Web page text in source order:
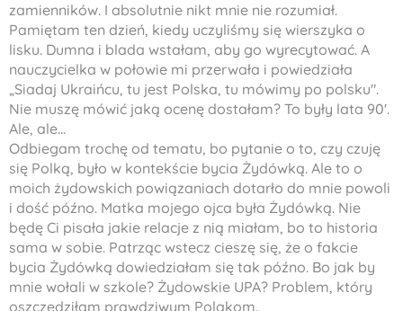
zamienników. I absolutnie nikt mnie nie rozumiał.
Pamiętam ten dzień, kiedy uczyliśmy się wierszyka o
lisku. Dumna i blada wstałam, aby go wyrecytować. A
nauczycielka w połowie mi przerwała i powiedziała
„Siadaj Ukraińcu, tu jest Polska, tu mówimy po polsku".
Nie muszę mówić jaką ocenę dostałam? To były lata 90'.
Ale, ale...
Odbiegam trochę od tematu, bo pytanie o to, czy czuję
się Polką, było w kontekście bycia Żydówką. Ale to o
moich żydowskich powiązaniach dotarło do mnie powoli
i dość późno. Matka mojego ojca była Żydówką. Nie
będę Ci pisała jakie relacje z nią miałam, bo to historia
sama w sobie. Patrząc wstecz cieszę się, że o fakcie
bycia Żydówką dowiedziałam się tak późno. Bo jak by
mnie wołali w szkole? Żydowskie UPA? Problem, który
oszczędziłam prawdziwym Polakom.